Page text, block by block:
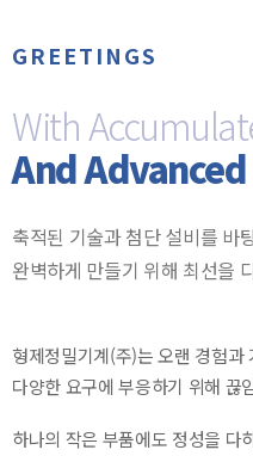
GREETINGS
With
And
축적된 기술과 첨단 설비를 바
완벽하게 만들기 위해 최선을
형제정밀기계(주)는 오랜 경험과
다양한 요구에 부응하기 위해 끊
하나의 작은 부품에도 정성을 다